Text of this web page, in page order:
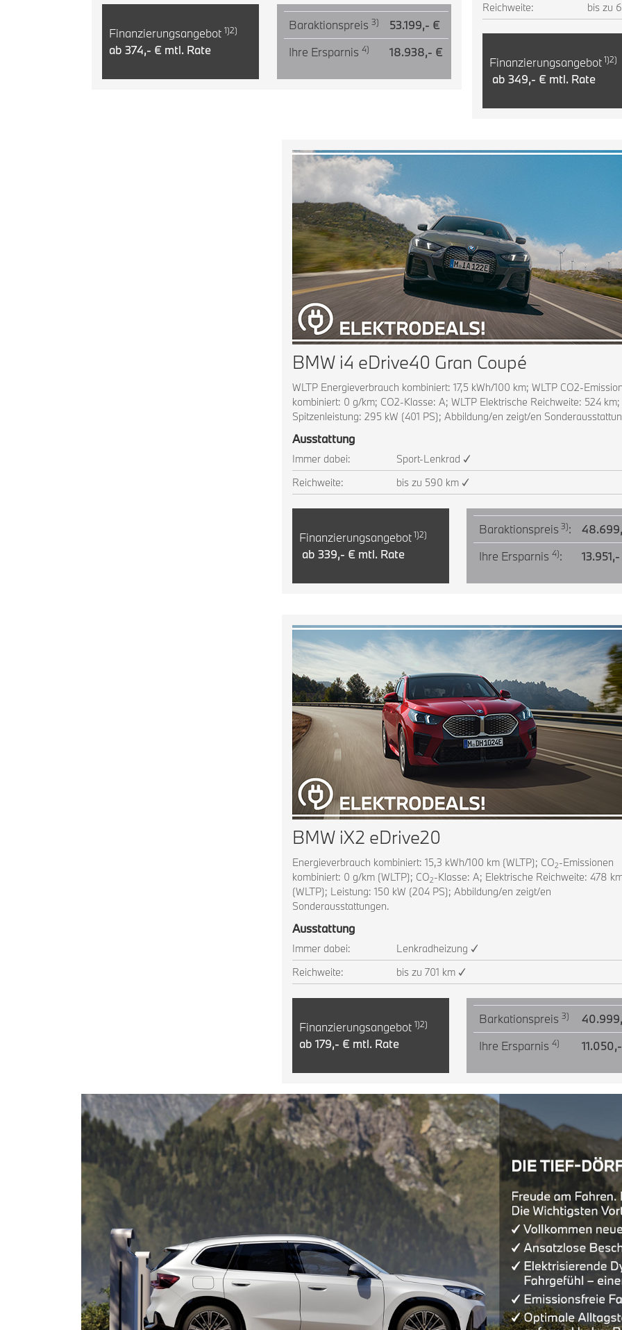
Finanzierungsangebot 1)2)
ab 374,- € mtl. Rate
Baraktionspreis 3)
53.199,- €
Ihre Ersparnis 4) 18.938,- €
Reichweite:
bis zu
Finanzierungsangebot1)2)
ab 349,- € mtl. Rate
BMW i4 eDrive40 Gran Coupé
WLTP Energieverbrauch kombiniert: 17,5 kWh/100 km; WLTP CO2-
kombiniert: 0 g/km; CO2-Klasse: A; WLTP Elektrische Reichweite: 524 km;
Spitzenleistung: 295 kW (401 PS); Abbildung/en zeigt/en
Ausstattung
Immer dabei:
Sport-Lenkrad ✓
Reichweite:
bis zu 590 km ✓
Finanzierungsangebot1)2)
ab 339,- € mtl. Rate
Baraktionspreis 3):
Ihre Ersparnis 4):
BMW iX2 eDrive20
Energieverbrauch kombiniert: 15,3 kWh/100 km (WLTP); CO2-Emissionen
kombiniert: 0 g/km (WLTP); CO2-Klasse: A; Elektrische Reichweite: 478
(WLTP); Leistung: 150 kW (204 PS); Abbildung/en zeigt/en
Sonderausstattungen.
Ausstattung
Immer dabei:
Lenkradheizung ✓
Reichweite:
bis zu 701 km ✓
Finanzierungsangebot 1)2)
ab 179,- € mtl. Rate
Barkationspreis 3)
Ihre Ersparnis 4)